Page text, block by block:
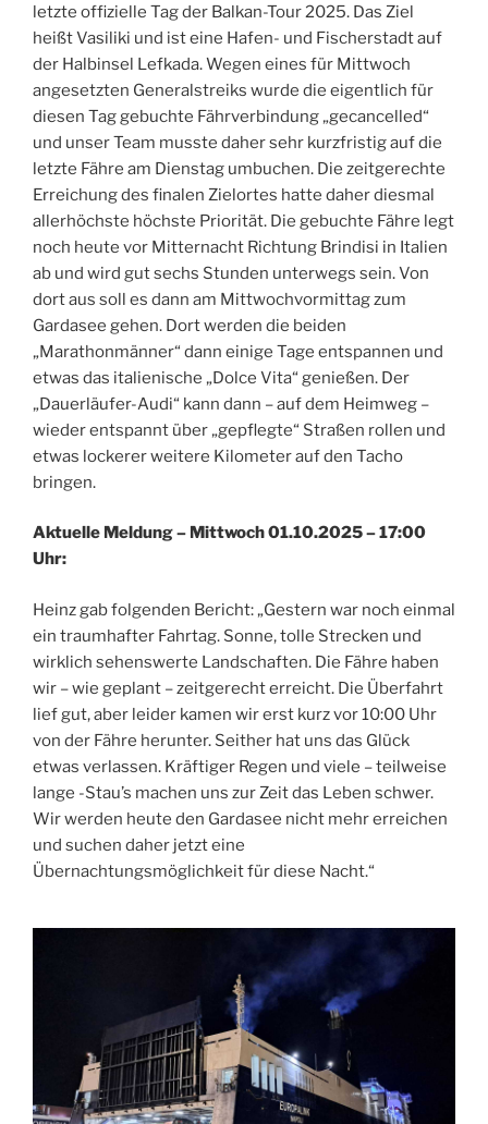
letzte offizielle Tag der Balkan-Tour 2025. Das Ziel
heißt Vasiliki und ist eine Hafen- und Fischerstadt auf
der Halbinsel Lefkada. Wegen eines für Mittwoch
angesetzten Generalstreiks wurde die eigentlich für
diesen Tag gebuchte Fährverbindung „gecancelled“
und unser Team musste daher sehr kurzfristig auf die
letzte Fähre am Dienstag umbuchen. Die zeitgerechte
Erreichung des finalen Zielortes hatte daher diesmal
allerhöchste höchste Priorität. Die gebuchte Fähre legt
noch heute vor Mitternacht Richtung Brindisi in Italien
ab und wird gut sechs Stunden unterwegs sein. Von
dort aus soll es dann am Mittwochvormittag zum
Gardasee gehen. Dort werden die beiden
„Marathonmänner“ dann einige Tage entspannen und
etwas das italienische „Dolce Vita“ genießen. Der
„Dauerläufer-Audi“ kann dann – auf dem Heimweg –
wieder entspannt über „gepflegte“ Straßen rollen und
etwas lockerer weitere Kilometer auf den Tacho
bringen.
Aktuelle Meldung – Mittwoch 01.10.2025 – 17:00
Uhr:
Heinz gab folgenden Bericht: „Gestern war noch einmal
ein traumhafter Fahrtag. Sonne, tolle Strecken und
wirklich sehenswerte Landschaften. Die Fähre haben
wir – wie geplant – zeitgerecht erreicht. Die Überfahrt
lief gut, aber leider kamen wir erst kurz vor 10:00 Uhr
von der Fähre herunter. Seither hat uns das Glück
etwas verlassen. Kräftiger Regen und viele – teilweise
lange -Stau’s machen uns zur Zeit das Leben schwer.
Wir werden heute den Gardasee nicht mehr erreichen
und suchen daher jetzt eine
Übernachtungsmöglichkeit für diese Nacht.“